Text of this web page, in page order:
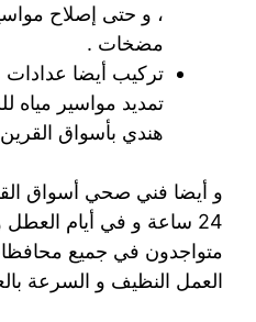
، و حتى إصلاح
مضخات .
تركيب أيضا عدادات
تمديد مواسير
هندي بأسواق
و أيضا فني صحي أسواق
24 ساعة و في أيام العطل
متواجدون في جميع
العمل النظيف و السرعة